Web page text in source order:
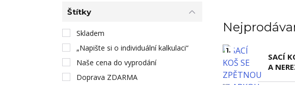
1.
SACÍ
A
Štítky
Skladem
„Napište si o individuální kalkulaci“
Naše cena do vyprodání
Doprava ZDARMA